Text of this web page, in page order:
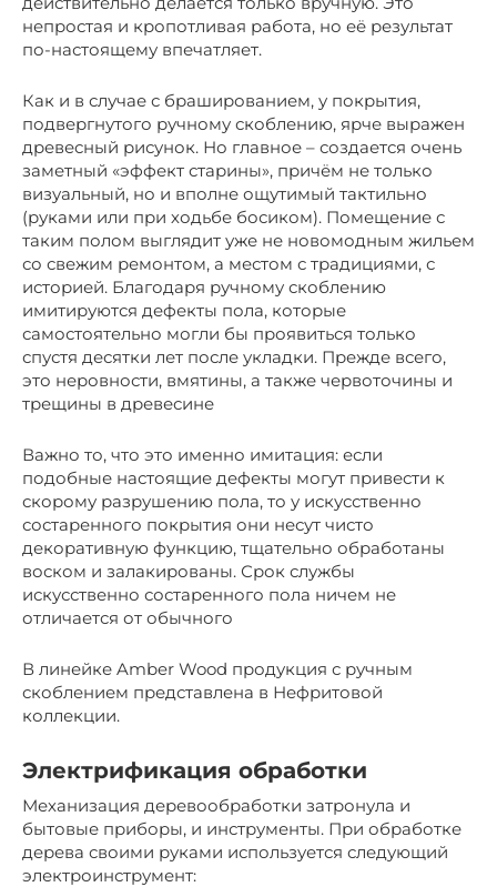
непростая и кропотливая работа, но её результат
по-настоящему впечатляет.
Как и в случае с брашированием, у покрытия,
подвергнутого ручному скоблению, ярче выражен
древесный рисунок. Но главное – создается очень
заметный «эффект старины», причём не только
визуальный, но и вполне ощутимый тактильно
(руками или при ходьбе босиком). Помещение с
таким полом выглядит уже не новомодным жильем
со свежим ремонтом, а местом с традициями, с
историей. Благодаря ручному скоблению
имитируются дефекты пола, которые
самостоятельно могли бы проявиться только
спустя десятки лет после укладки. Прежде всего,
это неровности, вмятины, а также червоточины и
трещины в древесине
Важно то, что это именно имитация: если
подобные настоящие дефекты могут привести к
скорому разрушению пола, то у искусственно
состаренного покрытия они несут чисто
декоративную функцию, тщательно обработаны
воском и залакированы. Срок службы
искусственно состаренного пола ничем не
отличается от обычного
В линейке Amber Wood продукция с ручным
скоблением представлена в Нефритовой
коллекции.
Электрификация обработки
Механизация деревообработки затронула и
бытовые приборы, и инструменты. При обработке
дерева своими руками используется следующий
электроинструмент: